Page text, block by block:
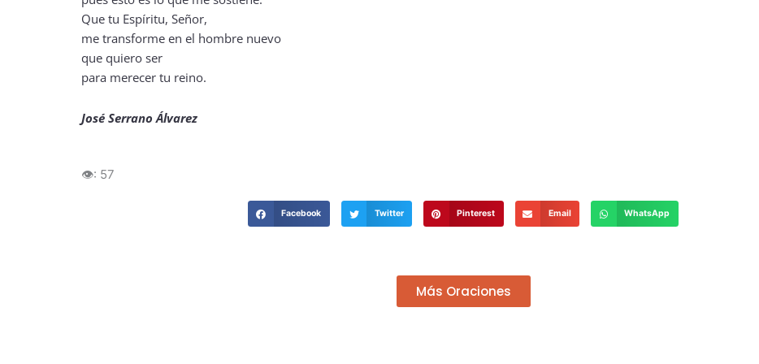
Que tu Espíritu, Señor,
me transforme en el hombre nuevo
que quiero ser
para merecer tu reino.
José Serrano Álvarez
👁️: 57
Facebook Twitter Pinterest Email WhatsApp
Más Oraciones